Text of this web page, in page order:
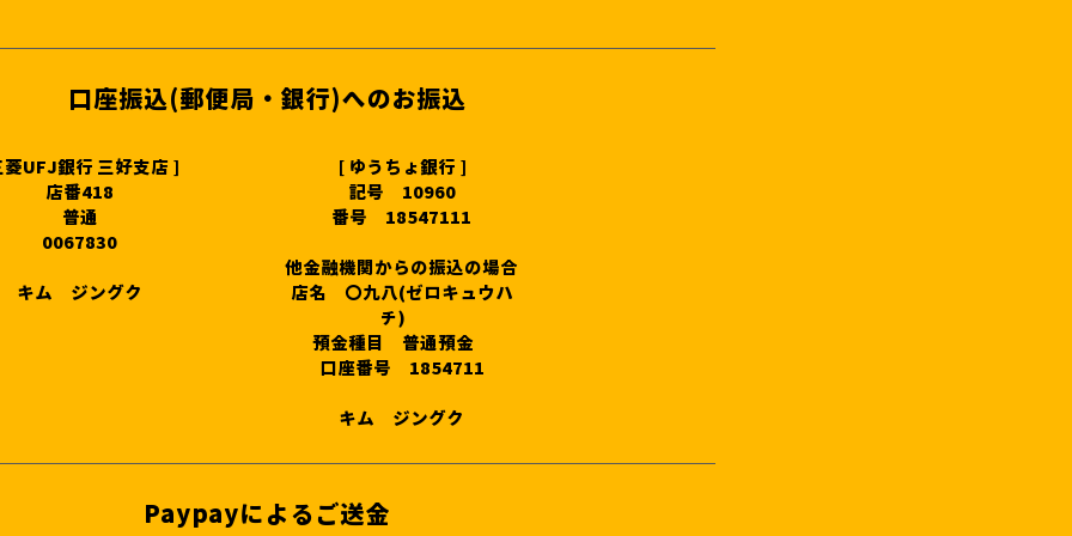
口座振込(郵便局・銀行)へのお振込
菱UFJ銀行 三好支店 ]
店番418
普通
0067830
キム ジングク
[ ゆうちょ銀行 ]
記号 10960
番号 18547111
他金融機関からの振込の場合
店名 〇九八(ゼロキュウハ
チ)
預金種目 普通預金
口座番号 1854711
キム ジングク
Paypayによるご送金